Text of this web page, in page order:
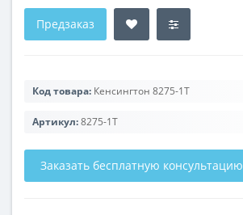
Предзаказ
Код товара: Кенсингтон 8275-1T
Артикул:8275-1T
Заказать бесплатную консультацию